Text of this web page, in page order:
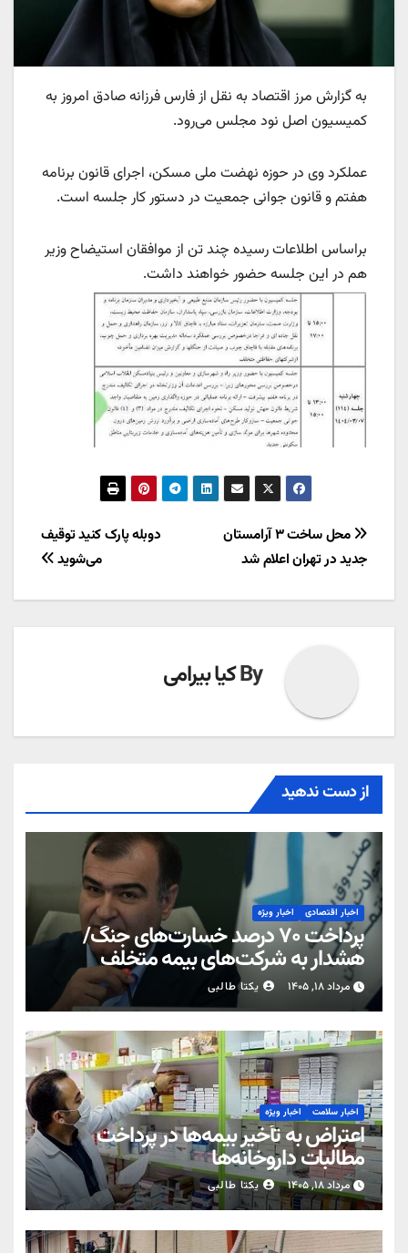
به گزارش مرز اقتصاد به نقل از فارس فرزانه صادق امروز به
کمیسیون اصل نود مجلس می‌رود.
عملکرد وی در حوزه نهضت ملی مسکن، اجرای قانون برنامه
هفتم و قانون جوانی جمعیت در دستور کار جلسه است.
براساس اطلاعات رسیده چند تن از موافقان استیضاح وزیر
هم در این جلسه حضور خواهند داشت.
راهبری
نوشته
دوبله پارک کنید توقیف
می‌شوید
محل ساخت ۳ آرامستان
جدید در تهران اعلام شد
Byکیا بیرامی
از دست ندهید
اخبار اقتصادی اخبار ویژه
پرداخت ۷۰ درصد خسارت‌های جنگ/
هشدار به شرکت‌های بیمه متخلف
مرداد ۱۸, ۱۴۰۵ یکتا طالبی
اخبار سلامت اخبار ویژه
اعتراض به تأخیر بیمه‌ها در پرداخت
مطالبات داروخانه‌ها
مرداد ۱۸, ۱۴۰۵ یکتا طالبی